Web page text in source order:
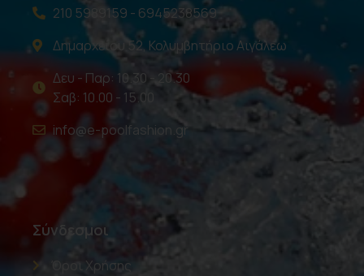
210 5989159 - 6945238569
Δημαρχείου 52, Κολυμβητήριο Αιγάλεω
Δευ - Παρ: 10.30 - 20.30
Σαβ: 10.00 - 15.00
info@e-poolfashion.gr
Σύνδεσμοι
Όροι Χρήσης